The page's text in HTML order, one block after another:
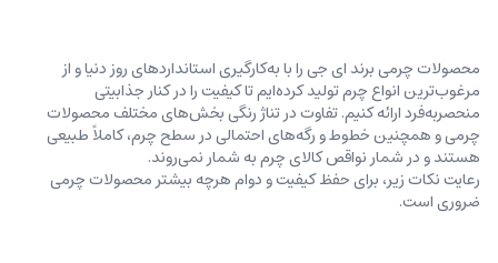
محصولات چرمی برند ای جی را با به‌کارگیری استانداردهای روز دنیا و از
مرغوب‌ترین انواع چرم تولید کرده‌ایم تا کیفیت را در کنار جذابیتی
منحصربه‌فرد ارائه کنیم. تفاوت در تناژ رنگی بخش‌های مختلف محصولات
چرمی و همچنین خطوط و رگه‌‌های احتمالی در سطح چرم، کاملاً طبیعی
هستند و در شمار نواقص کالای چرم به شمار نمی‌روند.
رعایت نکات زیر، برای حفظ کیفیت و دوام هرچه بیشتر محصولات چرمی
ضروری است.